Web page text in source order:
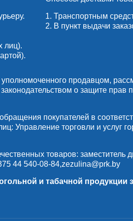
лиц).
1. Транспортным
2. В пункт выдачи
продавцом,
о защите прав
покупателей в
Управление торговли и услуг
товаров:
44 540-08-84,zezulina@prk.by
и табачной продукции